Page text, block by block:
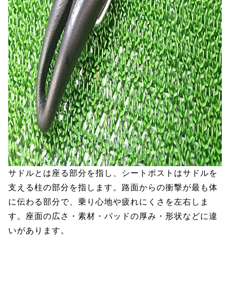
サドルとは座る部分を指し、シートポストはサドルを
支える柱の部分を指します。路面からの衝撃が最も体
に伝わる部分で、乗り心地や疲れにくさを左右しま
す。座面の広さ・素材・パッドの厚み・形状などに違
いがあります。